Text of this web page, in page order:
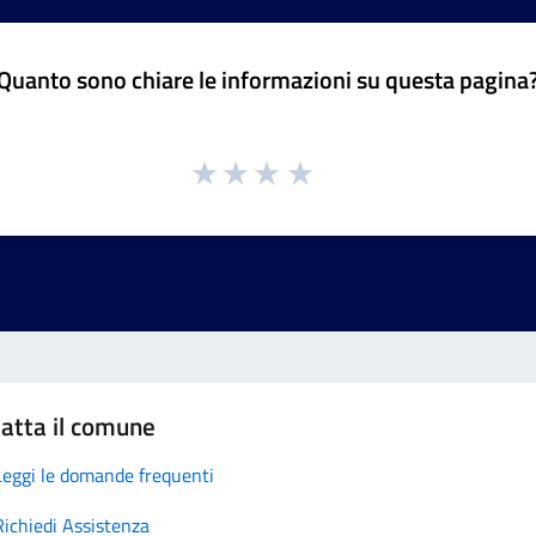
sono chiare le informazioni su questa
il comune
le domande frequenti
Assistenza